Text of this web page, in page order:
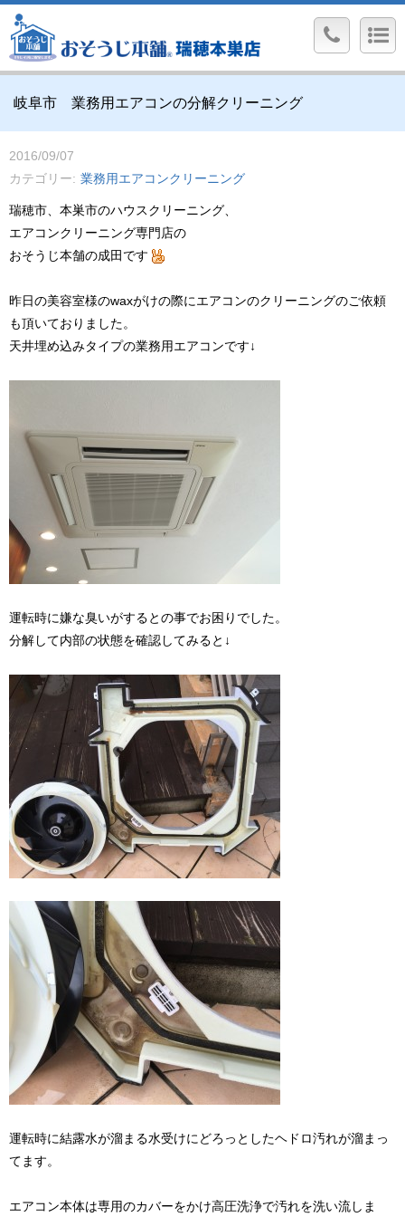
岐阜市 業務用エアコンの分解クリーニング
2016/09/07
カテゴリー
業務用エアコンクリーニング
瑞穂市、本巣市のハウスクリーニング、
エアコンクリーニング専門店の
おそうじ本舗の成田です
昨日の美容室様のwaxがけの際にエアコンのクリーニングのご依頼
も頂いておりました。
天井埋め込みタイプの業務用エアコンです↓
運転時に嫌な臭いがするとの事でお困りでした。
分解して内部の状態を確認してみると↓
運転時に結露水が溜まる水受けにどろっとしたヘドロ汚れが溜まっ
てます。
エアコン本体は専用のカバーをかけ高圧洗浄で汚れを洗い流しま